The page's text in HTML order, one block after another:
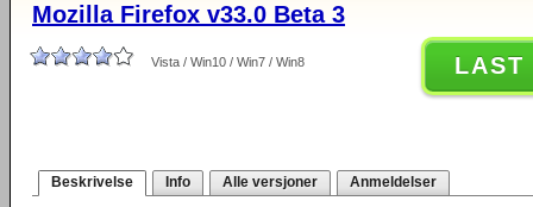
Mozilla Firefox v33.0 Beta 3
Vista / Win10 / Win7 / Win8 LAST
Beskrivelse Info Alle versjoner Anmeldelser